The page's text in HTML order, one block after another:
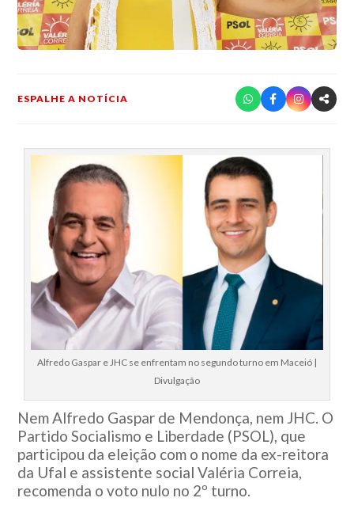
ESPALHE A NOTÍCIA
Alfredo Gaspar e JHC se enfrentam no segundo turno em Maceió |
Divulgação
Nem Alfredo Gaspar de Mendonça, nem JHC. O
Partido Socialismo e Liberdade (PSOL), que
participou da eleição com o nome da ex-reitora
da Ufal e assistente social Valéria Correia,
recomenda o voto nulo no 2º turno.